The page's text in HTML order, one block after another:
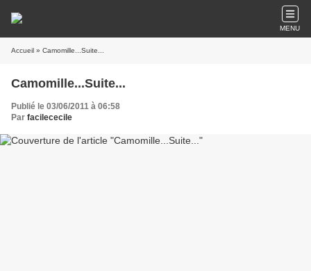
MENU
Accueil » Camomille...Suite...
Camomille...Suite...
Publié le 03/06/2011 à 06:58
Par facilececile